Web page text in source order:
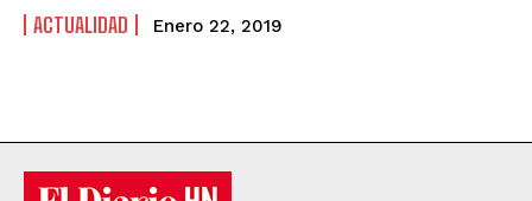
ACTUALIDAD Enero 22, 2019